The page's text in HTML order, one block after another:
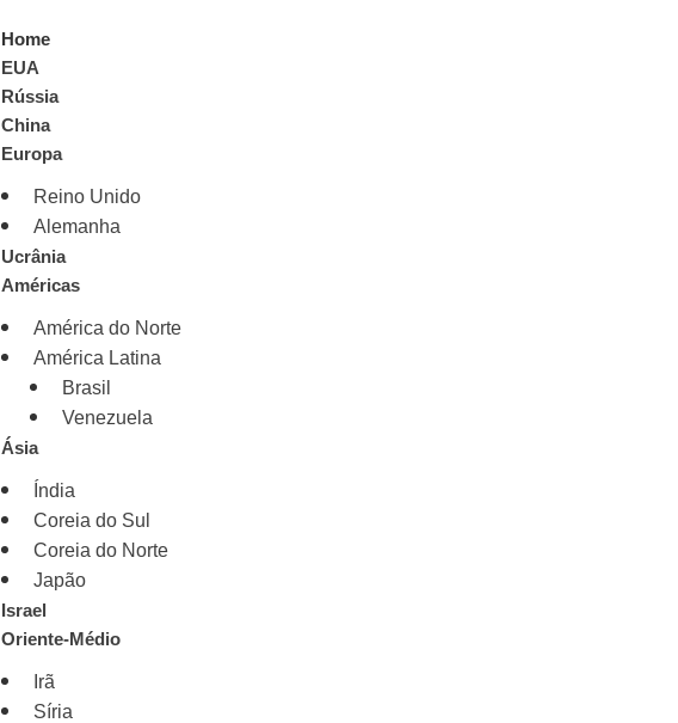
Home
EUA
Rússia
China
Europa
Reino Unido
Alemanha
Ucrânia
Américas
América do Norte
América Latina
Brasil
Venezuela
Ásia
Índia
Coreia do Sul
Coreia do Norte
Japão
Israel
Oriente-Médio
Irã
Síria